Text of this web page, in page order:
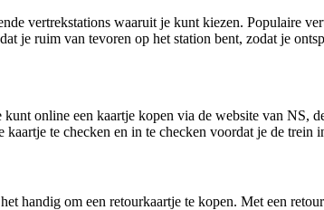
vertrekstations waaruit je kunt kiezen. Populaire
je ruim van tevoren op het station bent, zodat je
online een kaartje kopen via de website van NS,
te checken en in te checken voordat je de trein
handig om een retourkaartje te kopen. Met een